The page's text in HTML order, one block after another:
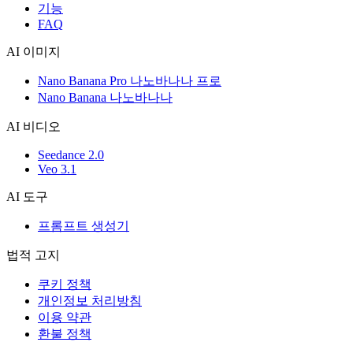
기능
FAQ
AI 이미지
Nano Banana Pro 나노바나나 프로
Nano Banana 나노바나나
AI 비디오
Seedance 2.0
Veo 3.1
AI 도구
프롬프트 생성기
법적 고지
쿠키 정책
개인정보 처리방침
이용 약관
환불 정책